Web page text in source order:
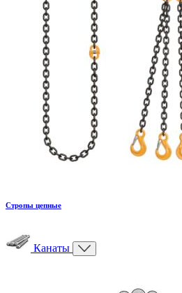
Стропы цепные
Канаты